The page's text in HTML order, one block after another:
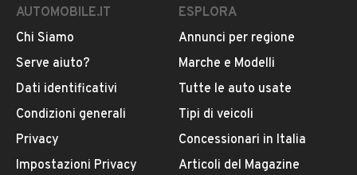
VIA TIBURTINA VALERIA KM 69,00, SNC, 67061,
CARSOLI, L'aquila
MOSTRA NUMERO
CONTATTA IL VENDITORE
Il veicolo è ancora disponibile?
AUTOMOBILE.IT
Chi Siamo
Serve aiuto?
Dati identificativi
Condizioni generali
Privacy
Impostazioni Privacy
ESPLORA
Annunci per regione
Marche e Modelli
Tutte le auto usate
Tipi di veicoli
Concessionari in Italia
Articoli del Magazine